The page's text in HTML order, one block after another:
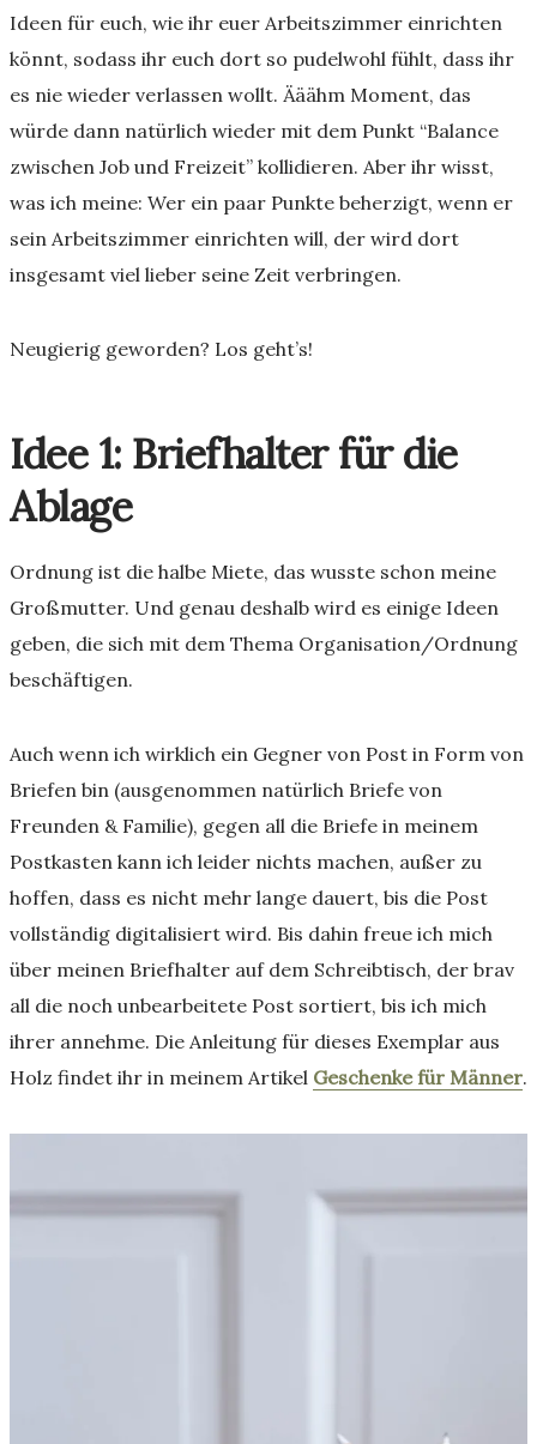
Ideen für euch, wie ihr euer Arbeitszimmer einrichten
könnt, sodass ihr euch dort so pudelwohl fühlt, dass ihr
es nie wieder verlassen wollt. Ääähm Moment, das
würde dann natürlich wieder mit dem Punkt “Balance
zwischen Job und Freizeit” kollidieren. Aber ihr wisst,
was ich meine: Wer ein paar Punkte beherzigt, wenn er
sein Arbeitszimmer einrichten will, der wird dort
insgesamt viel lieber seine Zeit verbringen.
Neugierig geworden? Los geht’s!
Idee 1: Briefhalter für die
Ablage
Ordnung ist die halbe Miete, das wusste schon meine
Großmutter. Und genau deshalb wird es einige Ideen
geben, die sich mit dem Thema Organisation/Ordnung
beschäftigen.
Auch wenn ich wirklich ein Gegner von Post in Form von
Briefen bin (ausgenommen natürlich Briefe von
Freunden & Familie), gegen all die Briefe in meinem
Postkasten kann ich leider nichts machen, außer zu
hoffen, dass es nicht mehr lange dauert, bis die Post
vollständig digitalisiert wird. Bis dahin freue ich mich
über meinen Briefhalter auf dem Schreibtisch, der brav
all die noch unbearbeitete Post sortiert, bis ich mich
ihrer annehme. Die Anleitung für dieses Exemplar aus
Holz findet ihr in meinem Artikel Geschenke für Männer.